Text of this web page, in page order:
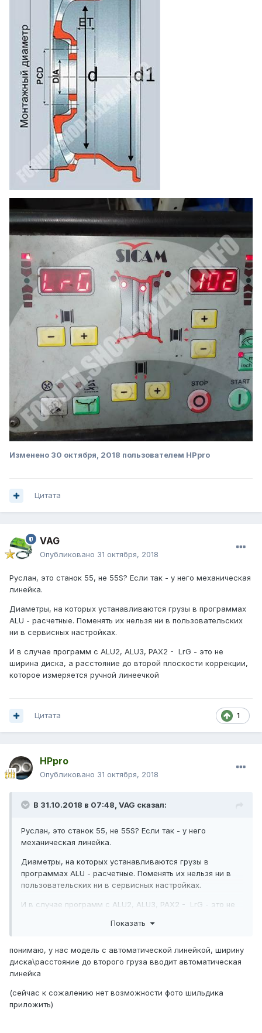
Изменено 30 октября, 2018 пользователем HPpro
Цитата
VAG
Опубликовано 31 октября, 2018
Руслан, это станок 55, не 55S? Если так - у него механическая
линейка.
Диаметры, на которых устанавливаются грузы в программах
ALU - расчетные. Поменять их нельзя ни в пользовательских
ни в сервисных настройках.
И в случае программ с ALU2, ALU3, PAX2 - LrG - это не
ширина диска, а расстояние до второй плоскости коррекции,
которое измеряется ручной линеечкой
1
Цитата
HPpro
Опубликовано 31 октября, 2018
В 31.10.2018 в 07:48, VAG сказал:
Руслан, это станок 55, не 55S? Если так - у него
механическая линейка.
Диаметры, на которых устанавливаются грузы в
программах ALU - расчетные. Поменять их нельзя ни в
пользовательских ни в сервисных настройках.
И в случае программ с ALU2, ALU3, PAX2 - LrG - это не
коррекции, которое измеряется ручной линеечкой
Показать
понимаю, у нас модель с автоматической линейкой, ширину
диска\расстояние до второго груза вводит автоматическая
линейка
(сейчас к сожалению нет возможности фото шильдика
приложить)